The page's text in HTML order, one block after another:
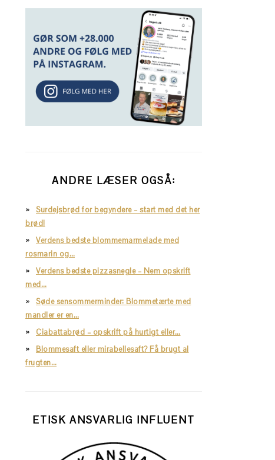
ANDRE LÆSER OGSÅ:
Surdejsbrød for begyndere – start med det her
brød!
Verdens bedste blommemarmelade med
rosmarin og…
Verdens bedste pizzasnegle – Nem opskrift
med…
Søde sensommerminder: Blommetærte med
mandler er en…
Ciabattabrød – opskrift på hurtigt eller…
Blommesaft eller mirabellesaft? Få brugt al
frugten…
ETISK ANSVARLIG INFLUENT